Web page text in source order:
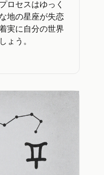
ロセスはゆっく
地の星座が失恋
実に自分の世界
ょう。